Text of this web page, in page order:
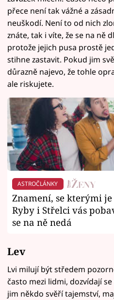
přece není tak vážné a
neuškodí. Není to od nich
znáte, tak i víte, že se na ně
protože jejich pusa prostě
stihne zastavit. Pokud jim
důrazně najevo, že tohle
ale riskujete.
ASTROČLÁNKY
Znamení, se kterými
Ryby i Střelci vás
se na ně nedá
Lev
Lvi milují být středem
často mezi lidmi, dozvídají
jim někdo svěří tajemství,